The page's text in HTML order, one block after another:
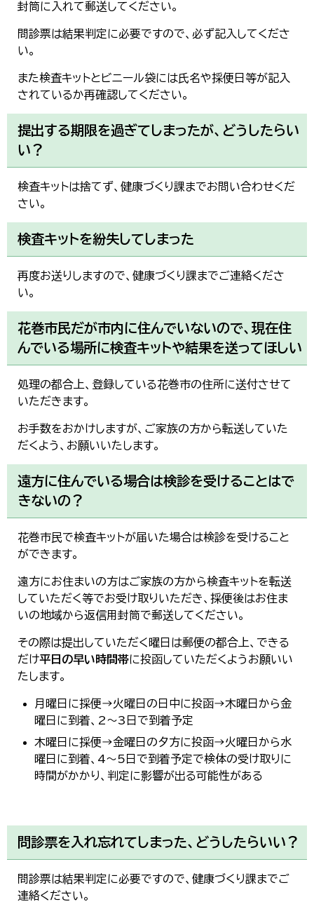
封筒に入れて郵送してください。
問診票は結果判定に必要ですので、必ず記入してくださ
い。
また検査キットとビニール袋には氏名や採便日等が記入
されているか再確認してください。
提出する期限を過ぎてしまったが、どうしたらい
い？
検査キットは捨てず、健康づくり課までお問い合わせくだ
さい。
検査キットを紛失してしまった
再度お送りしますので、健康づくり課までご連絡くださ
い。
花巻市民だが市内に住んでいないので、現在住
んでいる場所に検査キットや結果を送ってほしい
処理の都合上、登録している花巻市の住所に送付させて
いただきます。
お手数をおかけしますが、ご家族の方から転送していた
だくよう、お願いいたします。
遠方に住んでいる場合は検診を受けることはで
きないの？
花巻市民で検査キットが届いた場合は検診を受けること
ができます。
遠方にお住まいの方はご家族の方から検査キットを転送
していただく等でお受け取りいただき、採便後はお住ま
いの地域から返信用封筒で郵送してください。
その際は提出していただく曜日は郵便の都合上、できる
だけ平日の早い時間帯に投函していただくようお願いい
たします。
月曜日に採便→火曜日の日中に投函→木曜日から金
曜日に到着、2～3日で到着予定
木曜日に採便→金曜日の夕方に投函→火曜日から水
曜日に到着、4～5日で到着予定で検体の受け取りに
時間がかかり、判定に影響が出る可能性がある
問診票を入れ忘れてしまった、どうしたらいい？
問診票は結果判定に必要ですので、健康づくり課までご
連絡ください。